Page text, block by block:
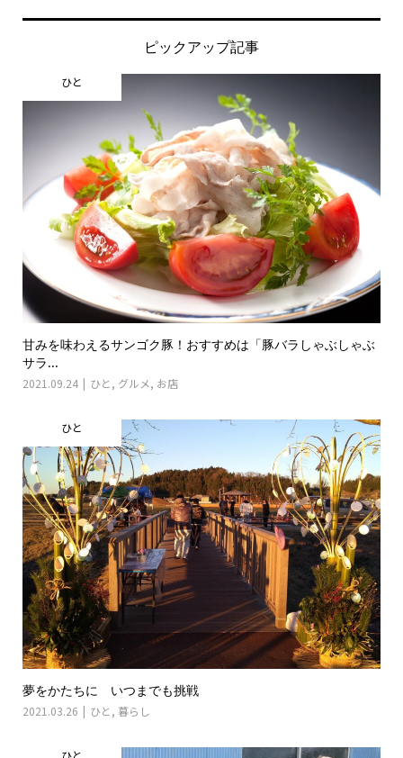
ピックアップ記事
ひと
甘みを味わえるサンゴク豚！おすすめは「豚バラしゃぶしゃぶ
サラ...
2021.09.24 ひと , グルメ, お店
ひと
夢をかたちに いつまでも挑戦
2021.03.26 ひと , 暮らし
ひと